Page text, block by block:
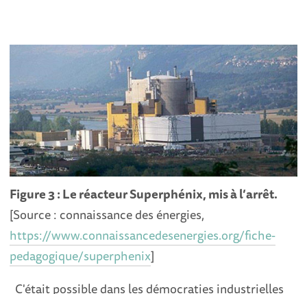
Figure 3 : Le réacteur Superphénix, mis à l’arrêt.
[Source : connaissance des énergies,
https://www.connaissancedesenergies.org/fiche-
pedagogique/superphenix]
C'était possible dans les démocraties industrielles